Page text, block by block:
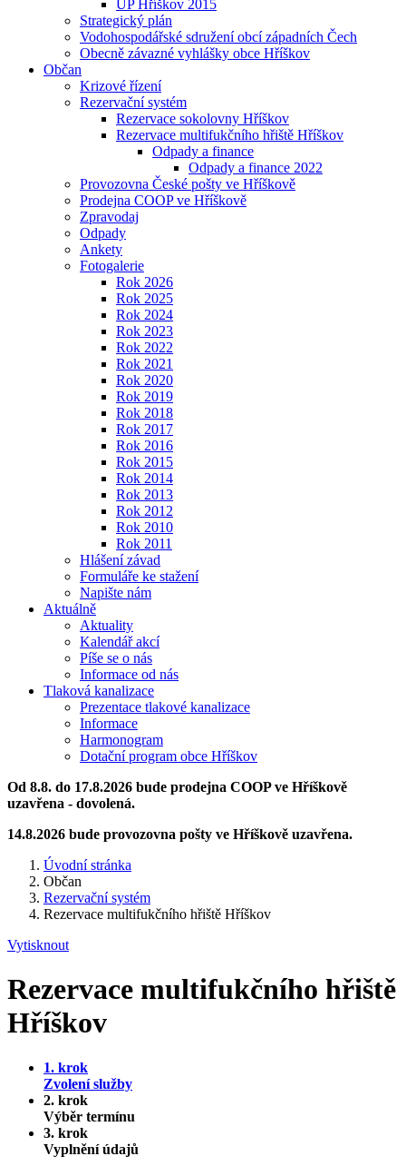
ÚP Hříškov 2015
Strategický plán
Vodohospodářské sdružení obcí západních Čech
Obecně závazné vyhlášky obce Hříškov
Občan
Krizové řízení
Rezervační systém
Rezervace sokolovny Hříškov
Rezervace multifukčního hřiště Hříškov
Odpady a finance
Odpady a finance 2022
Provozovna České pošty ve Hříškově
Prodejna COOP ve Hříškově
Zpravodaj
Odpady
Ankety
Fotogalerie
Rok 2026
Rok 2025
Rok 2024
Rok 2023
Rok 2022
Rok 2021
Rok 2020
Rok 2019
Rok 2018
Rok 2017
Rok 2016
Rok 2015
Rok 2014
Rok 2013
Rok 2012
Rok 2010
Rok 2011
Hlášení závad
Formuláře ke stažení
Napište nám
Aktuálně
Aktuality
Kalendář akcí
Píše se o nás
Informace od nás
Tlaková kanalizace
Prezentace tlakové kanalizace
Informace
Harmonogram
Dotační program obce Hříškov
Od 8.8. do 17.8.2026 bude prodejna COOP ve Hříškově
uzavřena - dovolená.
14.8.2026 bude provozovna pošty ve Hříškově uzavřena.
Úvodní stránka
Občan
Rezervační systém
Rezervace multifukčního hřiště Hříškov
Vytisknout
Rezervace multifukčního hřiště
Hříškov
1. krok
Zvolení služby
2. krok
Výběr termínu
3. krok
Vyplnění údajů